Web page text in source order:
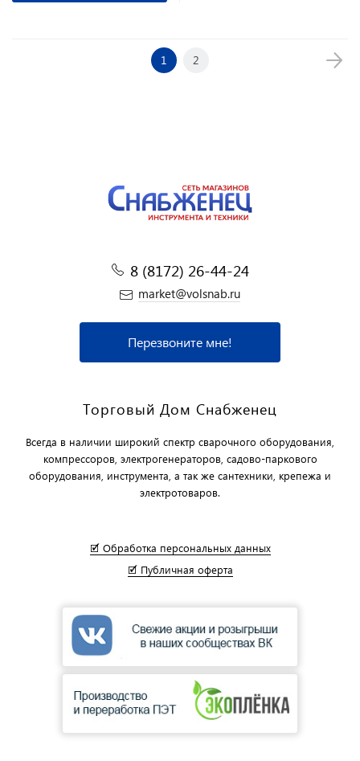
1 2
8 (8172) 26-44-24
market@volsnab.ru
Перезвоните мне!
Торговый Дом Снабженец
Всегда в наличии широкий спектр сварочного оборудования,
компрессоров, электрогенераторов, садово-паркового
оборудования, инструмента, а так же сантехники, крепежа и
электротоваров.
🗹 Обработка персональных данных
🗹 Публичная оферта